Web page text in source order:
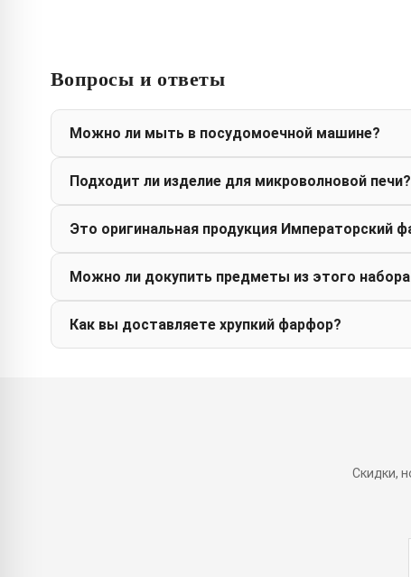
Вопросы и ответы
Можно ли мыть в посудомоечной машине?
Подходит ли изделие для микроволновой печи?
Это оригинальная продукция Императорский
Можно ли докупить предметы из этого
Как вы доставляете хрупкий фарфор?
Скидки,